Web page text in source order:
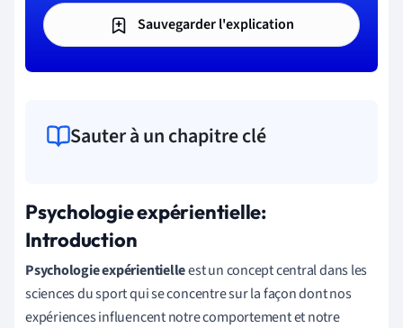
Sauvegarder l'explication
Sauter à un chapitre clé
Psychologie expérientielle:
Introduction
Psychologie expérientielleest un concept central dans les
sciences du sport qui se concentre sur la façon dont nos
expériences influencent notre comportement et notre